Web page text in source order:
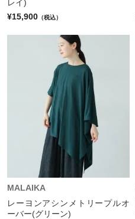
レイ)
¥15,900 （税込）
MALAIKA
レーヨンアシンメトリープルオ
ーバー(グリーン)